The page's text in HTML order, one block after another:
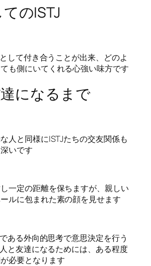
のISTJ
して付き合うことが出来、どのよ
も側にいてくれる心強い味方です
になるまで
人と同様にISTJたちの交友関係も
いです
一定の距離を保ちますが、親しい
ルに包まれた素の顔を見せます
ある外向的思考で意思決定を行う
と友達になるためには、ある程度
必要となります